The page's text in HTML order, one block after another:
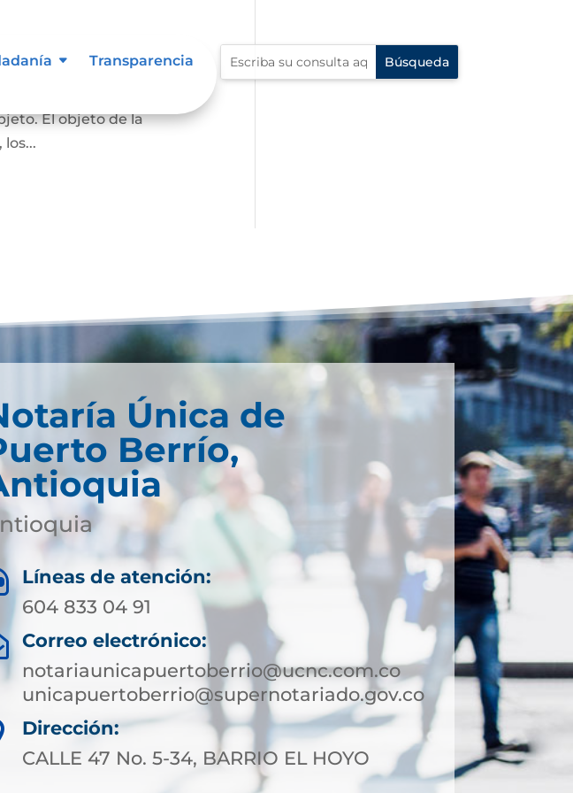
Transparencia
y del Derecho al acceso a
El objeto de la
Única de
Berrío,
Líneas de atención:
604 833 04 91
Correo electrónico:
notariaunicapuertoberrio@ucnc.com.co
unicapuertoberrio@supernotariado.gov.co
Dirección:
CALLE 47 No. 5-34, BARRIO EL HOYO